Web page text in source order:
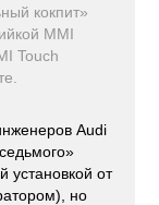
кокпит»
MMI
Touch
Audi
установкой от
но